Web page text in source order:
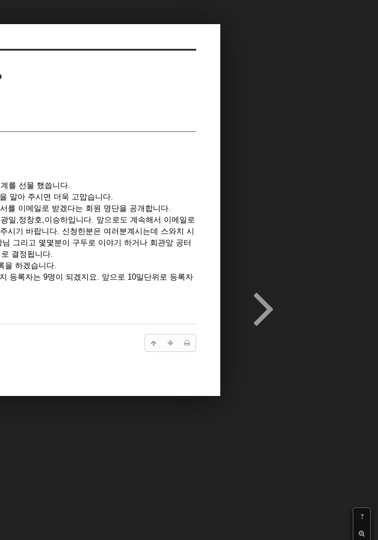
?
를 선물 했씁니다.
알아 주시면 더욱 고맙습니다.
를 이메일로 받겠다는 회원 명단을 공개합니다.
일,정창호,이승하입니다. 앞으로도 계속해서 이메일로
시기 바랍니다. 신청한분은 여러분계시는데 스와치 시
그리고 몇몇분이 구두로 이야기 하거나 회관앞 공터
결정됩니다.
을 하겠습니다.
등록자는 9명이 되겠지요. 앞으로 10일단위로 등록자